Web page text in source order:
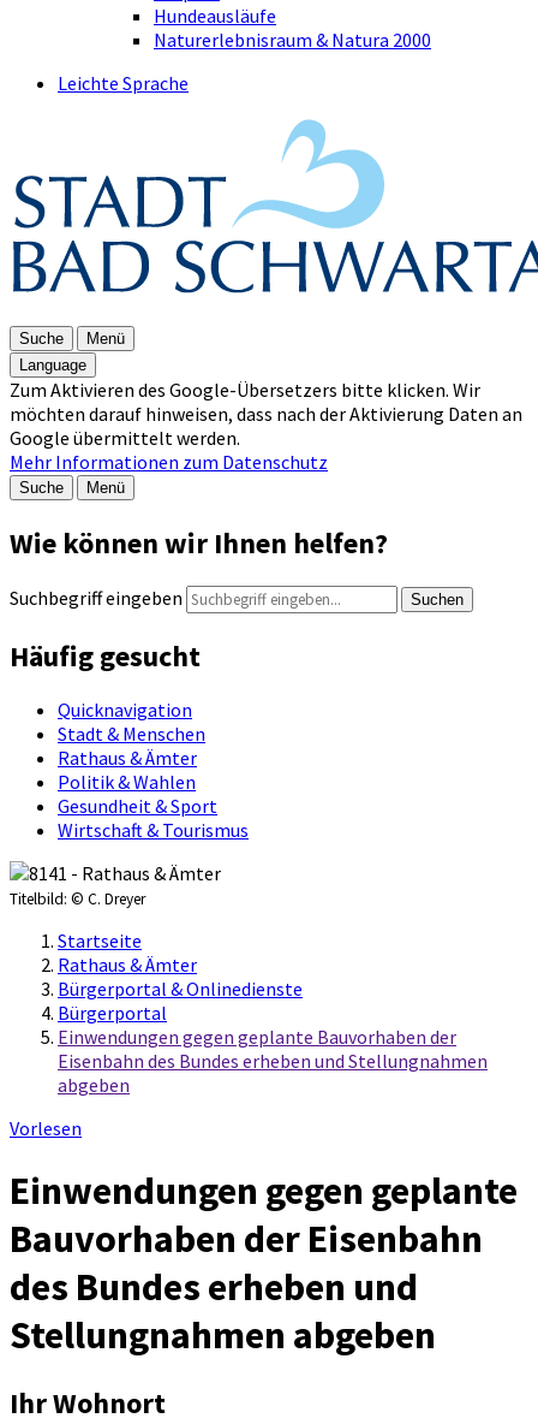
Hundeausläufe
Naturerlebnisraum & Natura 2000
Leichte Sprache
Suche
Menü
Language
Zum Aktivieren des Google-Übersetzers bitte klicken. Wir
möchten darauf hinweisen, dass nach der Aktivierung Daten an
Google übermittelt werden.
Mehr Informationen zum Datenschutz
Suche Menü
Wie können wir Ihnen helfen?
Suchbegriff eingeben Suchen
Häufig gesucht
Quicknavigation
Stadt & Menschen
Rathaus & Ämter
Politik & Wahlen
Gesundheit & Sport
Wirtschaft & Tourismus
Titelbild: © C. Dreyer
Startseite
Rathaus & Ämter
Bürgerportal & Onlinedienste
Bürgerportal
Einwendungen gegen geplante Bauvorhaben der
Eisenbahn des Bundes erheben und Stellungnahmen
abgeben
Vorlesen
Einwendungen gegen geplante
Bauvorhaben der Eisenbahn
des Bundes erheben und
Stellungnahmen abgeben
Ihr Wohnort